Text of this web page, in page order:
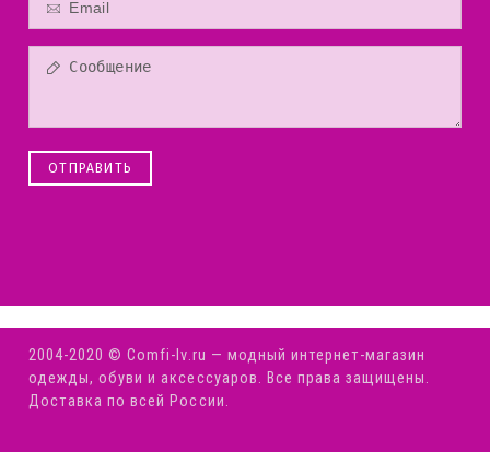
ОТПРАВИТЬ
2004-2020 © Comfi-Iv.ru — модный интернет-магазин
одежды, обуви и аксессуаров. Все права защищены.
Доставка по всей России.